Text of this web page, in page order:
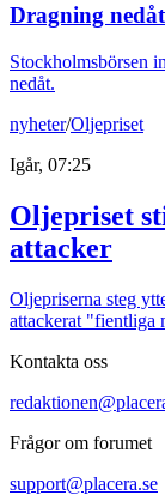
Dragning
Stockholmsbörsen
nedåt.
nyheter/Oljepriset
Igår, 07:25
Oljepriset
attacker
Oljepriserna steg
attackerat "fientliga
Kontakta oss
Frågor om forumet
support@placera.se